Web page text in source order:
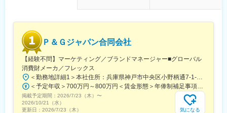
ざいます。社員一人ひとりが自らの能力及びキャリアに対してオ
ーナーシップを持ち、研修ツールや社内公募制度を利用し、自ら
のキャリアを築くための環境が整っています。
例）GROWプログラム：短期間にて他部署の業務体験が可能／社
内公募制度：職種、セクター間の異動を行える制度
■仕事のやりがい：
自社製品の普及が、医療の質の向上に繋がります。また個人の裁
量が大きく、1年目から大きな仕事も担当できるため、自己成長に
Ｐ＆Ｇジャパン合同会社
【経験不問】マーケティング／ブランドマネージャー■グローバル
消費財メーカ／フレックス
＜勤務地詳細1＞本社住所：兵庫県神戸市中央区小野柄通7-1-18 勤務地最寄駅：各線／三宮駅受動喫煙対策：屋内全面禁煙＜勤務地詳細2＞シンガポール住所：P&G International Operations SA Singapore Branch 238A Thompson Road, #20-10/10 Novena Square Tower 受動喫煙対策：屋内全面禁煙＜勤務地詳細3＞東京オフィス住所：東京都中央区京橋二丁目2番1号 京橋エドグラン15階勤務地最寄駅：京橋駅受動喫煙対策：屋内喫煙可能場所あり変更の範囲：会社の定める事業所
＜予定年収＞700万円～800万円＜賃金形態＞年俸制補足事項なし＜賃金内訳＞年額（基本給）：7,000,000円～8,000,000円＜月額＞583,333円～666,666円（12分割）＜昇給有無＞有＜残業手当＞有＜給与補足＞別途業績連動賞与支給（年俸の7%に所属組織と会社業績係数を乗じた額）ご経験・スキルを確認の上、年収額を決定いたします。賃金はあくまでも目安の金額であり、選考を通じて上下する可能性があります。月給(月額)は固定手当を含めた表記です。
掲載予定期間： 2026/7/23（木） 〜
2026/10/21（水）
更新日： 2026/7/23（木） 気になる